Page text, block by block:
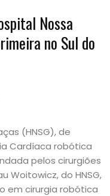
Nossa
no Sul do
(HNSG), de
Cardíaca robótica
pelos cirurgiões
Woitowicz, do HNSG,
em cirurgia robótica